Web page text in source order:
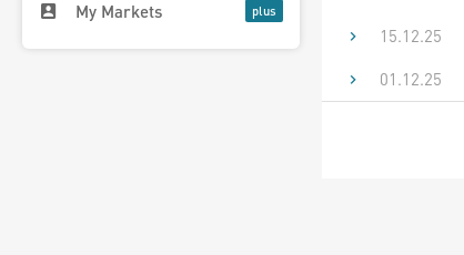
My Markets
15.12.25
01.12.25